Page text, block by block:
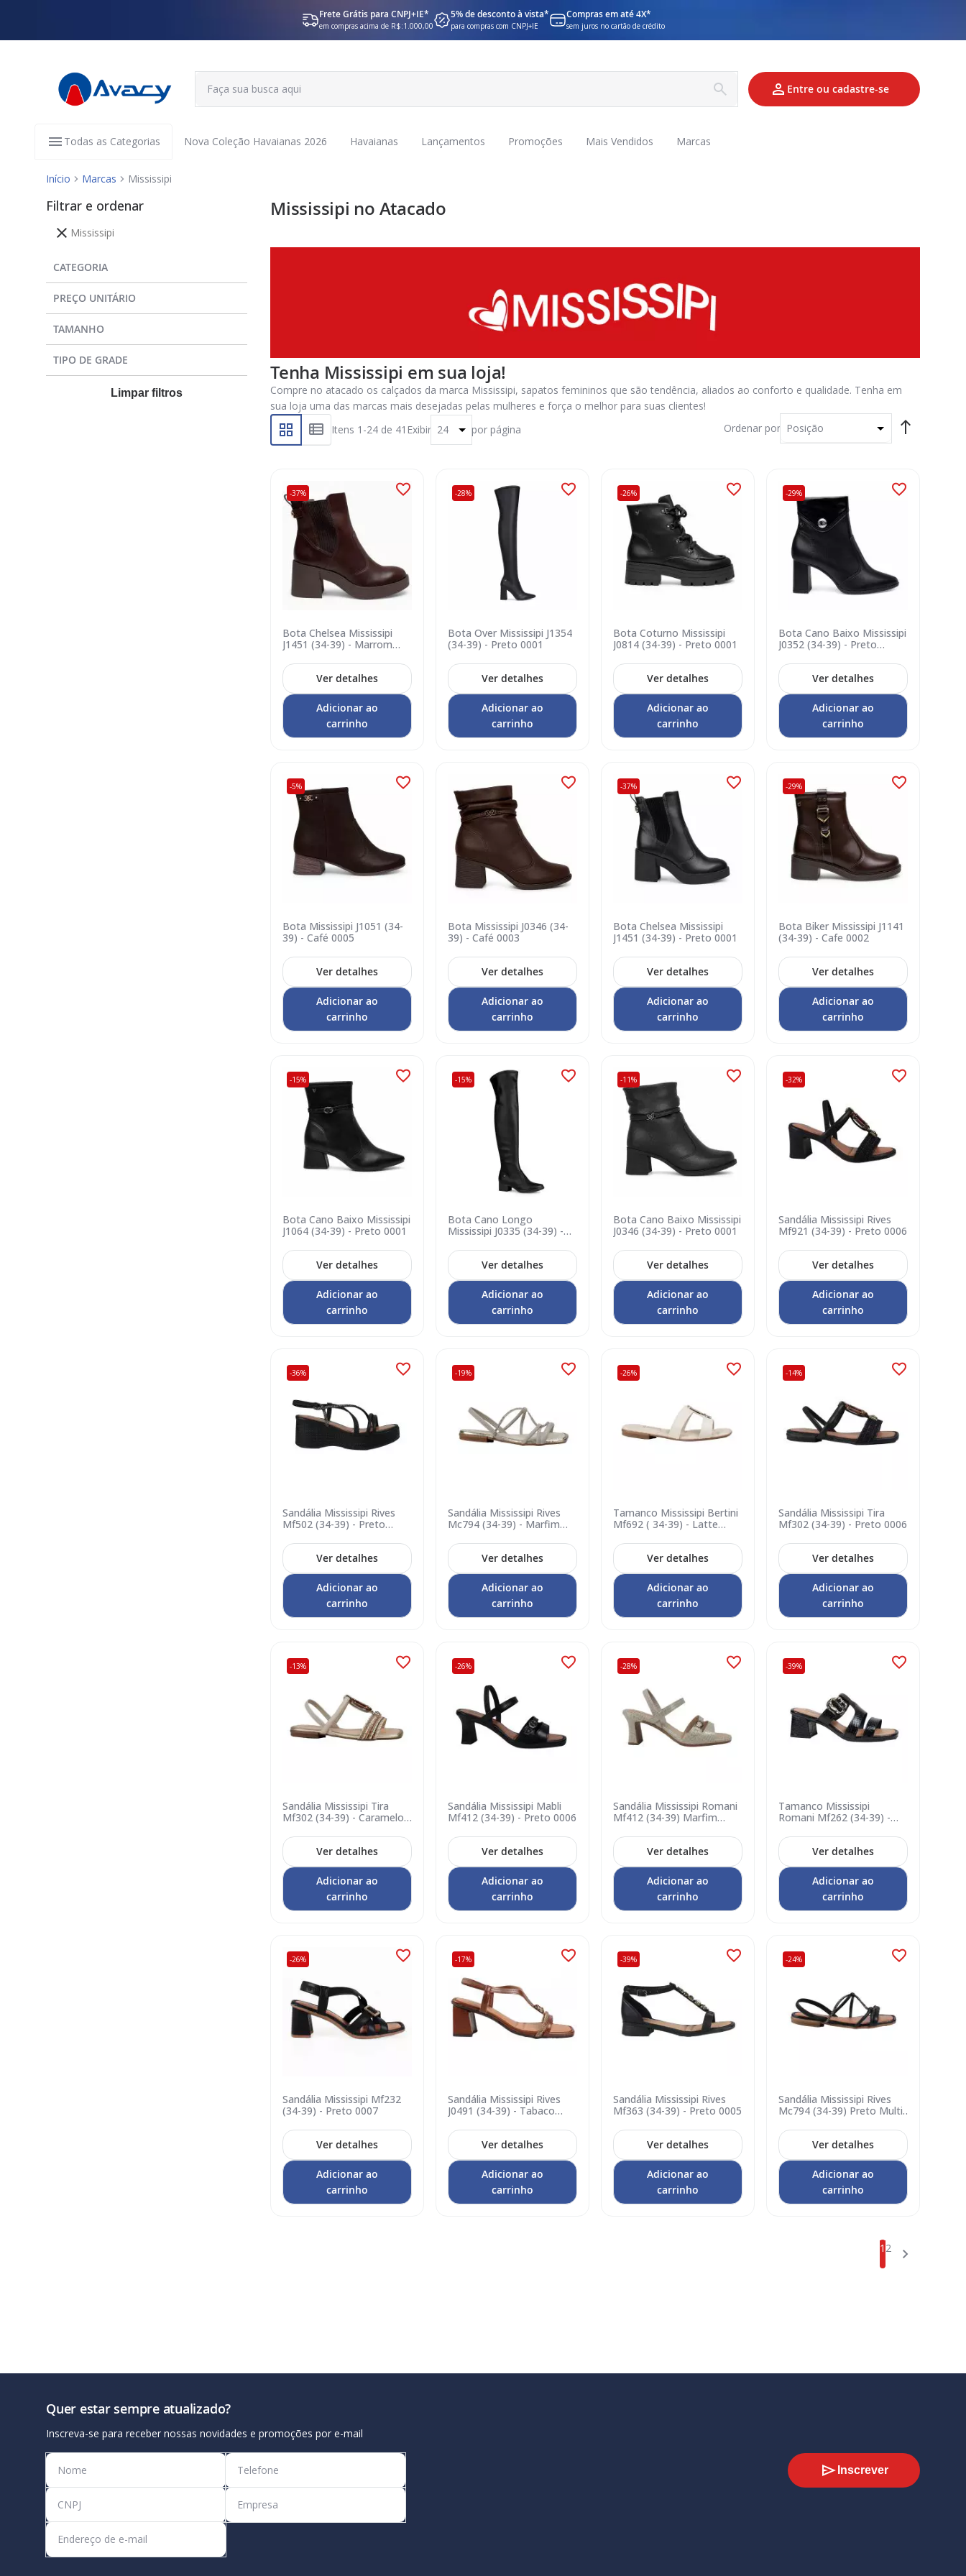
Frete Grátis para CNPJ+IE*
em compras acima de R$:1.000,00
5% de desconto à vista*
para compras com CNPJ+IE
Compras em até 4X*
sem juros no cartão de crédito
Entre ou cadastre-se
Todas as Categorias Nova Coleção Havaianas 2026 Havaianas Lançamentos Promoções Mais Vendidos Marcas
Início Marcas Mississipi
Mississipi no Atacado
Tenha Mississipi em sua loja!
Compre no atacado os calçados da marca Mississipi, sapatos femininos que são tendência, aliados ao conforto e qualidade. Tenha em
sua loja uma das marcas mais desejadas pelas mulheres e força o melhor para suas clientes!
Itens 1 -24 de 41 Exibir por página Ordenar por
-37%
Bota Chelsea Mississipi
J1451 (34-39) - Marrom
Ver detalhes
Adicionar ao
carrinho
-28%
Bota Over Mississipi J1354
(34-39) - Preto 0001
Ver detalhes
Adicionar ao
carrinho
-26%
Bota Coturno Mississipi
J0814 (34-39) - Preto 0001
Ver detalhes
Adicionar ao
carrinho
-29%
Bota Cano Baixo Mississipi
J0352 (34-39) - Preto
Ver detalhes
Adicionar ao
carrinho
-5%
Bota Mississipi J1051 (34-
39) - Café 0005
Ver detalhes
Adicionar ao
carrinho
Bota Mississipi J0346 (34-
39) - Café 0003
Ver detalhes
Adicionar ao
carrinho
-37%
Bota Chelsea Mississipi
J1451 (34-39) - Preto 0001
Ver detalhes
Adicionar ao
carrinho
-29%
Bota Biker Mississipi J1141
(34-39) - Cafe 0002
Ver detalhes
Adicionar ao
carrinho
-15%
Bota Cano Baixo Mississipi
J1064 (34-39) - Preto 0001
Ver detalhes
Adicionar ao
carrinho
-15%
Bota Cano Longo
Mississipi J0335 (34-39) -
Ver detalhes
Adicionar ao
carrinho
-11%
Bota Cano Baixo Mississipi
J0346 (34-39) - Preto 0001
Ver detalhes
Adicionar ao
carrinho
-32%
Sandália Mississipi Rives
Mf921 (34-39) - Preto 0006
Ver detalhes
Adicionar ao
carrinho
-36%
Sandália Mississipi Rives
Mf502 (34-39) - Preto
Ver detalhes
Adicionar ao
carrinho
-19%
Sandália Mississipi Rives
Mc794 (34-39) - Marfim
Ver detalhes
Adicionar ao
carrinho
-26%
Tamanco Mississipi Bertini
Mf692 ( 34-39) - Latte
Ver detalhes
Adicionar ao
carrinho
-14%
Sandália Mississipi Tira
Mf302 (34-39) - Preto 0006
Ver detalhes
Adicionar ao
carrinho
-13%
Sandália Mississipi Tira
Mf302 (34-39) - Caramelo
Ver detalhes
Adicionar ao
carrinho
-26%
Sandália Mississipi Mabli
Mf412 (34-39) - Preto 0006
Ver detalhes
Adicionar ao
carrinho
-28%
Sandália Mississipi Romani
Mf412 (34-39) Marfim
Ver detalhes
Adicionar ao
carrinho
-39%
Tamanco Mississipi
Romani Mf262 (34-39) -
Ver detalhes
Adicionar ao
carrinho
-26%
Sandália Mississipi Mf232
(34-39) - Preto 0007
Ver detalhes
Adicionar ao
carrinho
-17%
Sandália Mississipi Rives
J0491 (34-39) - Tabaco
Ver detalhes
Adicionar ao
carrinho
-39%
Sandália Mississipi Rives
Mf363 (34-39) - Preto 0005
Ver detalhes
Adicionar ao
carrinho
-24%
Sandália Mississipi Rives
Mc794 (34-39) Preto Multi
Ver detalhes
Adicionar ao
carrinho
Página
Você esta lendo a
1 Página
2
Filtrar e ordenar
Mississipi
CATEGORIA
PREÇO UNITÁRIO
TAMANHO
TIPO DE GRADE
Limpar filtros
Quer estar sempre atualizado?
Inscreva-se para receber nossas novidades e promoções por e-mail
Inscrever